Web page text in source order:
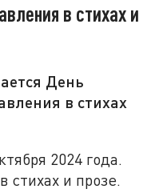
в стихах и
День
в стихах
2024 года.
стихах и прозе.